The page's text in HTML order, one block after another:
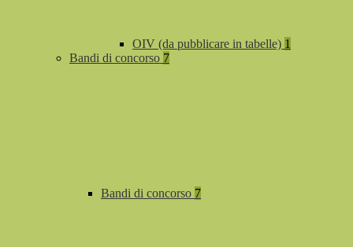
OIV (da pubblicare in tabelle) 1
Bandi di concorso 7
Bandi di concorso 7